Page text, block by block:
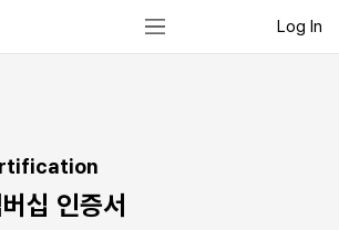
Log In
십 인증서